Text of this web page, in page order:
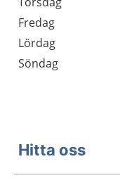
Fredag
Lördag
Söndag
Hitta oss